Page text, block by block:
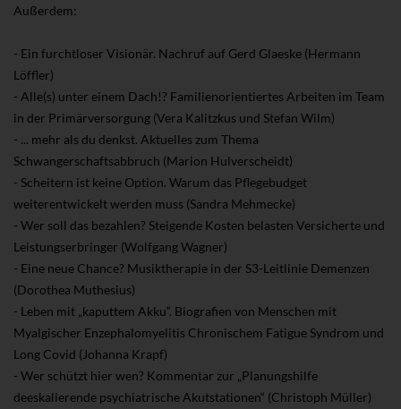
Außerdem:
- Ein furchtloser Visionär. Nachruf auf Gerd Glaeske (Hermann
Löffler)
- Alle(s) unter einem Dach!? Familienorientiertes Arbeiten im Team
in der Primärversorgung (Vera Kalitzkus und Stefan Wilm)
- ... mehr als du denkst. Aktuelles zum Thema
Schwangerschaftsabbruch (Marion Hulverscheidt)
- Scheitern ist keine Option. Warum das Pflegebudget
weiterentwickelt werden muss (Sandra Mehmecke)
- Wer soll das bezahlen? Steigende Kosten belasten Versicherte und
Leistungserbringer (Wolfgang Wagner)
- Eine neue Chance? Musiktherapie in der S3-Leitlinie Demenzen
(Dorothea Muthesius)
- Leben mit „kaputtem Akku“. Biografien von Menschen mit
Myalgischer Enzephalomyelitis Chronischem Fatigue Syndrom und
Long Covid (Johanna Krapf)
- Wer schützt hier wen? Kommentar zur „Planungshilfe
deeskalierende psychiatrische Akutstationen“ (Christoph Müller)